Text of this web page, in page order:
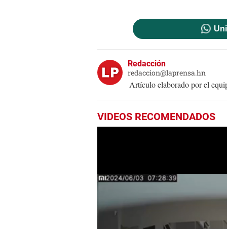
Redacción
redaccion@laprensa.hn
Artículo elaborado por el
VIDEOS RECOMENDADOS